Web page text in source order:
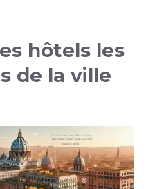
hôtels les
de la ville